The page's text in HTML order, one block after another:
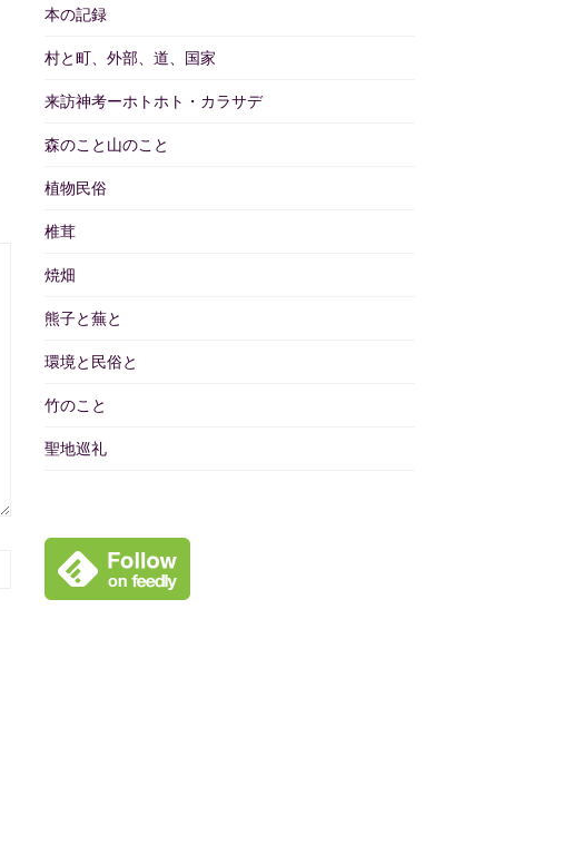
本の記録
村と町、外部、道、国家
来訪神考ーホトホト・カラサデ
森のこと山のこと
植物民俗
椎茸
焼畑
熊子と蕪と
環境と民俗と
竹のこと
聖地巡礼